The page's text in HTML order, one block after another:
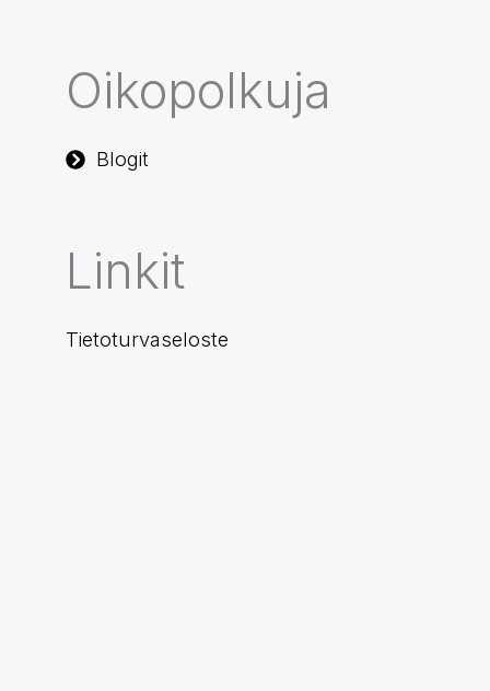
Oikopolkuja
Blogit
Linkit
Tietoturvaseloste